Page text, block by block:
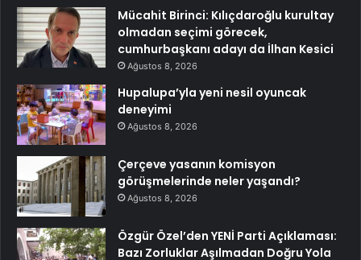
Mücahit Birinci: Kılıçdaroğlu kurultay
olmadan seçimi görecek,
cumhurbaşkanı adayı da İlhan Kesici
Ağustos 8, 2026
Hupalupa’yla yeni nesil oyuncak
deneyimi
Ağustos 8, 2026
Çerçeve yasanın komisyon
görüşmelerinde neler yaşandı?
Ağustos 8, 2026
Özgür Özel’den YENİ Parti Açıklaması:
Bazı Zorluklar Aşılmadan Doğru Yola